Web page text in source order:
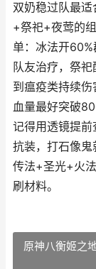
双奶稳过队最
+祭祀+夜莺的
单：冰法开
队友治疗，祭
到瘟疫类持续
血量最好突破
记得用透镜提
抗装，打石像
传法+圣光+火
刷材料。
原神八衡姬之